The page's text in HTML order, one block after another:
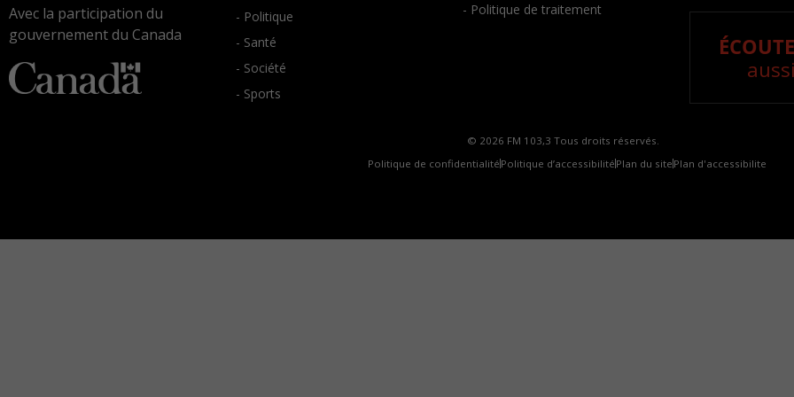
Avec la participation du
gouvernement du Canada
- Politique
- Santé
- Société
- Sports
- Politique de traitement
© 2026 FM 103,3 Tous droits réservés.
Politique de confidentialité Politique d’accessibilité Plan du site Plan d'accessibilite